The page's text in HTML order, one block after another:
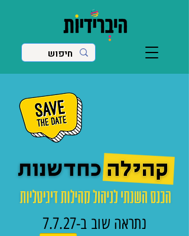
נתראה שוב ב-7.7.27